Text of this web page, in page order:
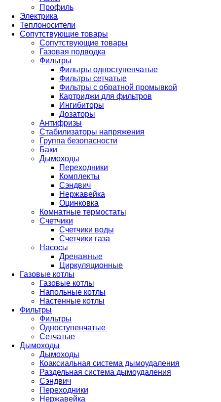
Профиль
Электрика
Теплоносители
Сопутствующие товары
Сопутствующие товары
Газовая подводка
Фильтры
Фильтры одноступенчатые
Фильтры сетчатые
Фильтры с обратной промывкой
Картриджи для фильтров
Ингибиторы
Дозаторы
Антифризы
Стабилизаторы напряжения
Группа безопасности
Баки
Дымоходы
Переходники
Комплекты
Сэндвич
Нержавейка
Оцинковка
Комнатные термостаты
Счетчики
Счетчики воды
Счетчики газа
Насосы
Дренажные
Циркуляционные
Газовые котлы
Газовые котлы
Напольные котлы
Настенные котлы
Фильтры
Фильтры
Одноступенчатые
Сетчатые
Дымоходы
Дымоходы
Коаксиальная система дымоудаления
Раздельная система дымоудаления
Сэндвич
Переходники
Нержавейка